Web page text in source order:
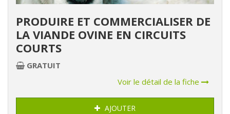
PRODUIRE ET COMMERCIALISER DE
LA VIANDE OVINE EN CIRCUITS
COURTS
GRATUIT
Voir le détail de la fiche
AJOUTER